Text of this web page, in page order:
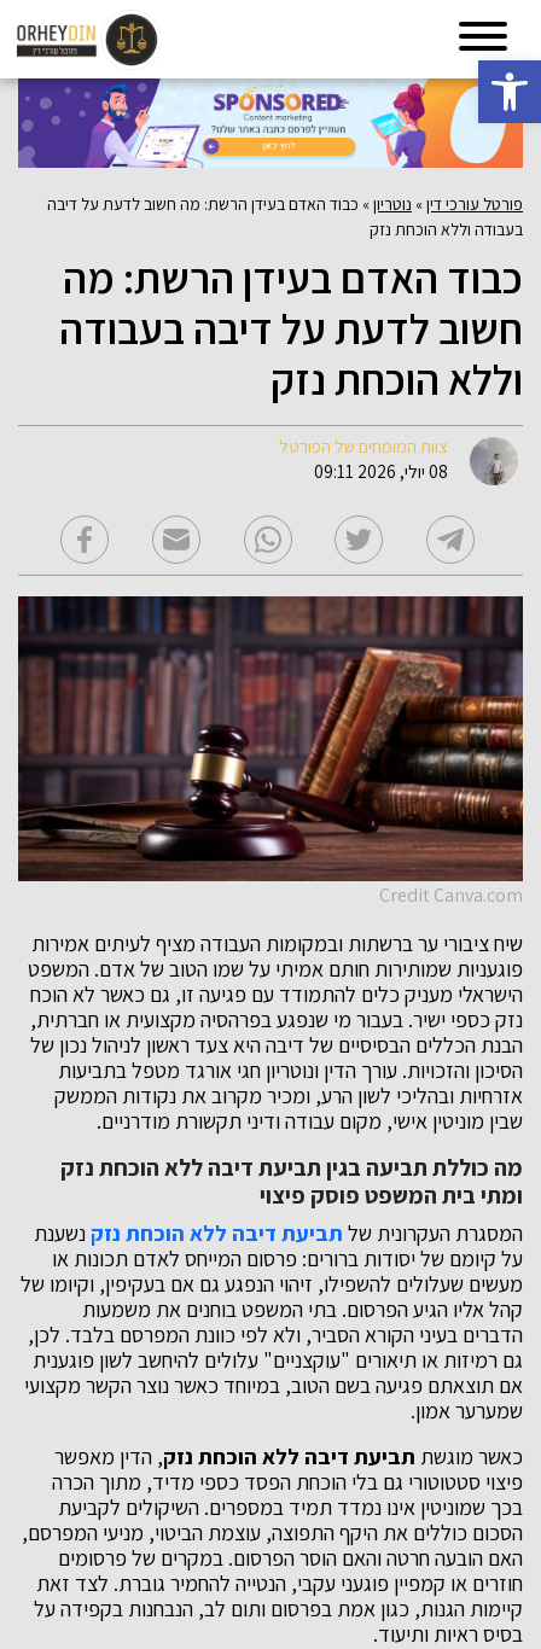
פתח סרגל נגישות
פורטל עורכי דין» נוטריון» כבוד האדם בעידן הרשת: מה חשוב לדעת על דיבה
בעבודה וללא הוכחת נזק
כבוד האדם בעידן הרשת: מה
חשוב לדעת על דיבה בעבודה
וללא הוכחת נזק
צוות המומחים של הפורטל
08 יולי, 2026 09:11
Credit Canva.com
שיח ציבורי ער ברשתות ובמקומות העבודה מציף לעיתים אמירות
פוגעניות שמותירות חותם אמיתי על שמו הטוב של אדם. המשפט
הישראלי מעניק כלים להתמודד עם פגיעה זו, גם כאשר לא הוכח
נזק כספי ישיר. בעבור מי שנפגע בפרהסיה מקצועית או חברתית,
הבנת הכללים הבסיסיים של דיבה היא צעד ראשון לניהול נכון של
הסיכון והזכויות. עורך הדין ונוטריון חגי אורגד מטפל בתביעות
אזרחיות ובהליכי לשון הרע, ומכיר מקרוב את נקודות הממשק
שבין מוניטין אישי, מקום עבודה ודיני תקשורת מודרניים.
מה כוללת תביעה בגין תביעת דיבה ללא הוכחת נזק
ומתי בית המשפט פוסק פיצוי
המסגרת העקרונית של תביעת דיבה ללא הוכחת נזק נשענת
על קיומם של יסודות ברורים: פרסום המייחס לאדם תכונות או
מעשים שעלולים להשפילו, זיהוי הנפגע גם אם בעקיפין, וקיומו של
קהל אליו הגיע הפרסום. בתי המשפט בוחנים את משמעות
הדברים בעיני הקורא הסביר, ולא לפי כוונת המפרסם בלבד. לכן,
גם רמיזות או תיאורים "עוקצניים" עלולים להיחשב לשון פוגענית
אם תוצאתם פגיעה בשם הטוב, במיוחד כאשר נוצר הקשר מקצועי
שמערער אמון.
כאשר מוגשת תביעת דיבה ללא הוכחת נזק, הדין מאפשר
פיצוי סטטוטורי גם בלי הוכחת הפסד כספי מדיד, מתוך הכרה
בכך שמוניטין אינו נמדד תמיד במספרים. השיקולים לקביעת
הסכום כוללים את היקף התפוצה, עוצמת הביטוי, מניעי המפרסם,
האם הובעה חרטה והאם הוסר הפרסום. במקרים של פרסומים
חוזרים או קמפיין פוגעני עקבי, הנטייה להחמיר גוברת. לצד זאת
קיימות הגנות, כגון אמת בפרסום ותום לב, הנבחנות בקפידה על
בסיס ראיות ותיעוד.